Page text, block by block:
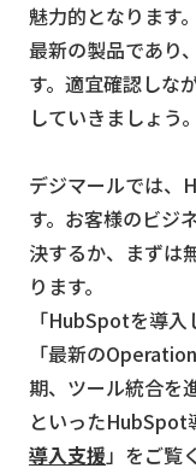
魅力的となります。
最新の製品であり
す。適宜確認しな
していきましょう。
デジマールでは、
す。お客様のビジ
決するか、まずは
ります。
「HubSpotを導入
「最新の
期、ツール統合を
といったHubSpot
導入支援」をご覧